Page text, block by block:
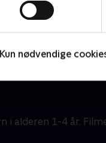
Kun nødvendige
alderen 1-4 år.